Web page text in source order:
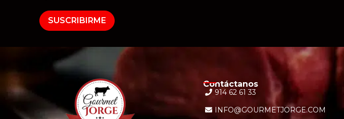
SUSCRIBIRME
Contáctanos
914 62 61 33
INFO@GOURMETJORGE.COM